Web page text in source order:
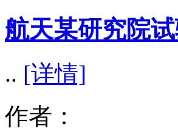
航天某研究院
.. [详情]
作者：